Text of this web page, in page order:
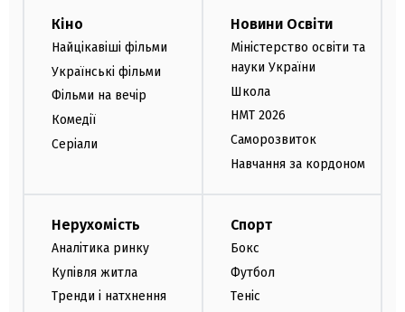
Кіно
Найцікавіші фільми
Українські фільми
Фільми на вечір
Комедії
Серіали
Новини Освіти
Міністерство освіти та
науки України
Школа
НМТ 2026
Саморозвиток
Навчання за кордоном
Нерухомість
Аналітика ринку
Купівля житла
Тренди і натхнення
Спорт
Бокс
Футбол
Теніс